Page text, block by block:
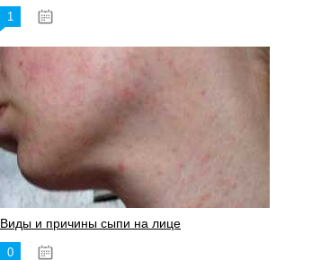
1
Виды и причины сыпи на лице
0